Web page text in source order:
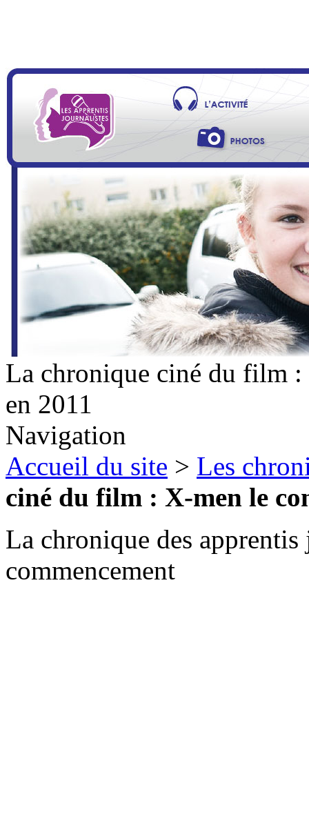
La chronique ciné du film
en 2011
Navigation
Accueil du site > Les
ciné du film : X-men le
La chronique des
commencement